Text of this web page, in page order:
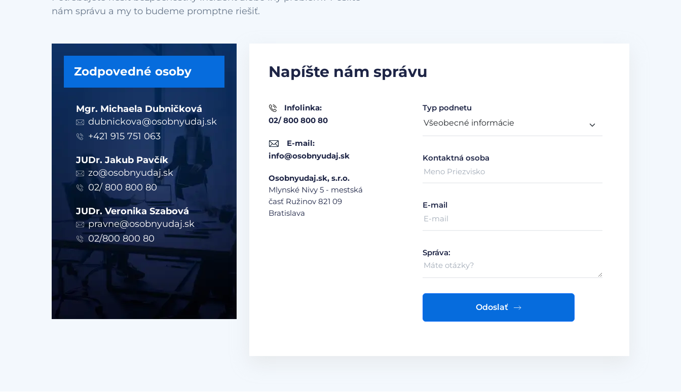
Zodpovedné osoby
Mgr. Michaela Dubničková
dubnickova@osobnyudaj.sk
+421 915 751 063
JUDr. Jakub Pavčík
zo@osobnyudaj.sk
02/ 800 800 80
JUDr. Veronika Szabová
pravne@osobnyudaj.sk
02/800 800 80
Napíšte nám správu
Infolinka:
02/ 800 800 80
E-mail:
info@osobnyudaj.sk
Osobnyudaj.sk, s.r.o.
Mlynské Nivy 5 - mestská
časť Ružinov 821 09
Bratislava
Typ podnetu
Kontaktná osoba
E-mail
Správa:
Odoslať